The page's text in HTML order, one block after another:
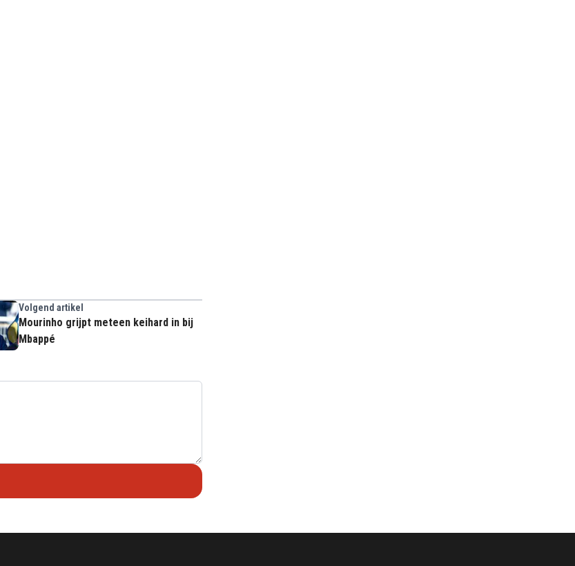
Volgend artikel
Mourinho grijpt meteen keihard in bij
Mbappé